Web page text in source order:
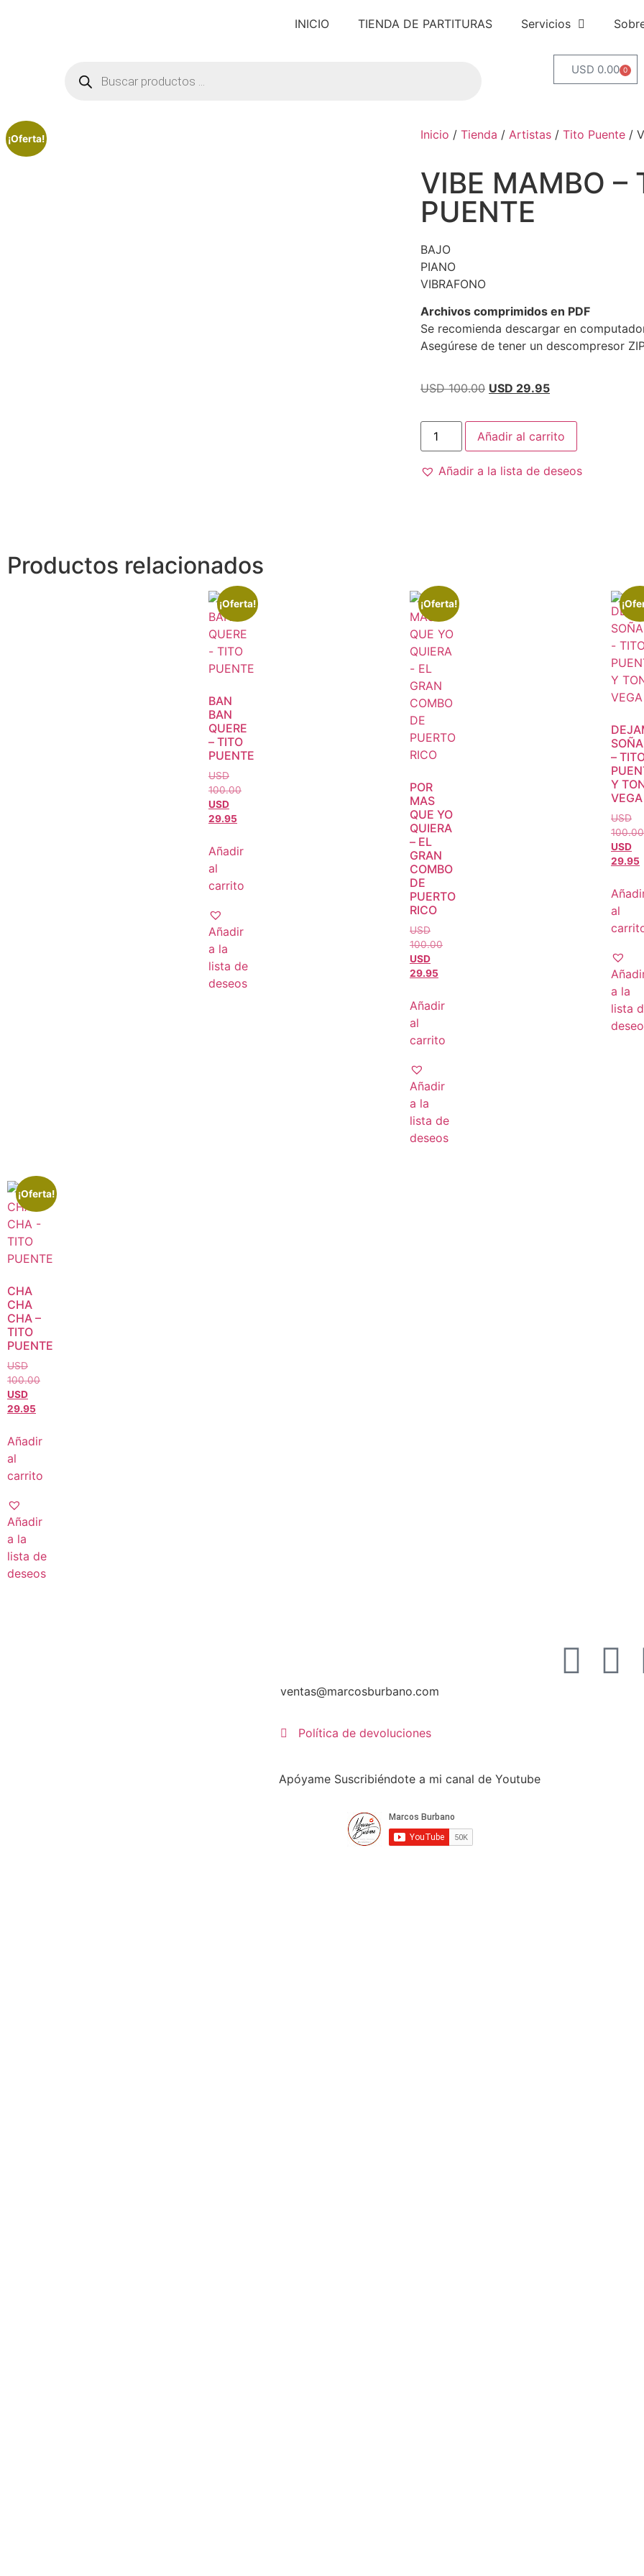
INICIO TIENDA DE PARTITURAS Servicios
USD 0.00 0
¡Oferta! Inicio / Tienda / Artistas / Tito Puente /
VIBE MAMBO –
PUENTE
BAJO
PIANO
VIBRAFONO
Archivos comprimidos en PDF
Se recomienda descargar en
Asegúrese de tener un descompresor
USD 100.00 USD 29.95
Añadir al carrito
Añadir a la lista de deseos
Productos relacionados
¡Oferta!
BAN
BAN
QUERE
– TITO
PUENTE
USD
100.00
USD
29.95
Añadir
al
carrito
Añadir
a la
lista de
deseos
¡Oferta!
POR
MAS
QUE YO
QUIERA
– EL
GRAN
COMBO
DE
PUERTO
RICO
USD
100.00
USD
29.95
Añadir
al
carrito
Añadir
a la
lista de
deseos
–
Y
VEGA
USD
100.00
USD
29.95
al
a la
lista
¡Oferta!
CHA
CHA
CHA –
TITO
PUENTE
USD
100.00
USD
29.95
Añadir
al
carrito
Añadir
a la
lista de
deseos
ventas@marcosburbano.com
Política de devoluciones
Apóyame Suscribiéndote a mi canal de Youtube